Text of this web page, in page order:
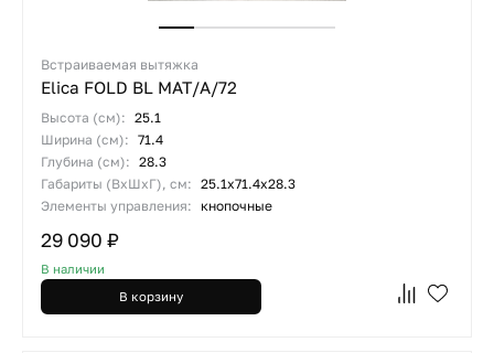
Встраиваемая вытяжка
Elica FOLD BL MAT/A/72
Высота (см): 25.1
Ширина (см): 71.4
Глубина (см): 28.3
Габариты (ВхШхГ), см: 25.1х71.4х28.3
Элементы управления:
кнопочные
29 090 ₽
В наличии
В корзину